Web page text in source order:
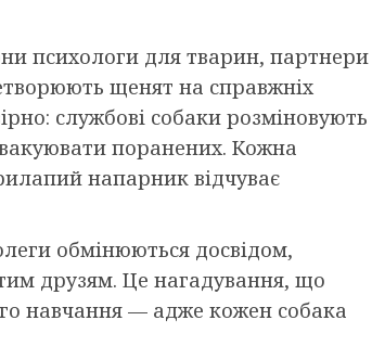
психологи для тварин, партнери
щенят на справжніх
службові собаки розміновують
поранених. Кожна
напарник відчуває
обмінюються досвідом,
друзям. Це нагадування, що
навчання — адже кожен собака